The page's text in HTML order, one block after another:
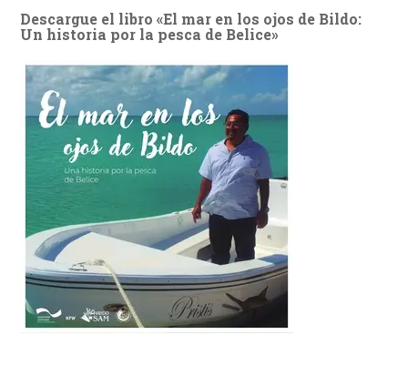
Descargue el libro «El mar en los ojos de Bildo:
Un historia por la pesca de Belice»